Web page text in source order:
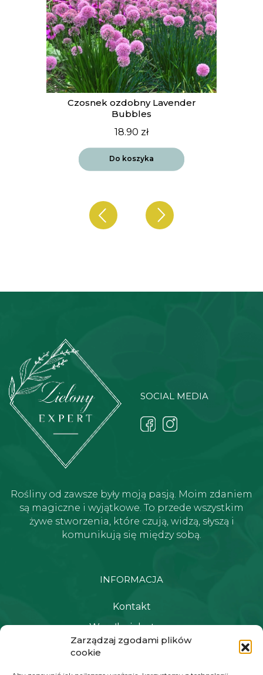
Zarządzaj zgodami plików
cookie
Czosnek ozdobny Lavender
Bubbles
18.90 zł
Do koszyka
SOCIAL MEDIA
Rośliny od zawsze były moją pasją. Moim zdaniem
są magiczne i wyjątkowe. To przede wszystkim
żywe stworzenia, które czują, widzą, słyszą i
komunikują się między sobą.
INFORMACJA
Kontakt
Wysyłka i dostawa
Polityka prywatności i regulamin